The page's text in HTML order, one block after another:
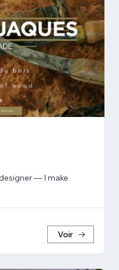
— I make
Voir